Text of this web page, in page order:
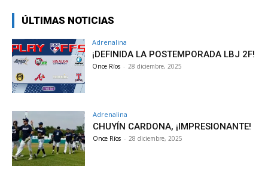
ÚLTIMAS NOTICIAS
Adrenalina
¡DEFINIDA LA POSTEMPORADA LBJ 2F!
Once Ríos - 28 diciembre, 2025
Adrenalina
CHUYÍN CARDONA, ¡IMPRESIONANTE!
Once Ríos - 28 diciembre, 2025